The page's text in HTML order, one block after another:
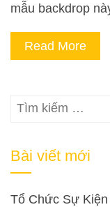
mẫu backdrop
Read More
Tìm
Bài viết mới
Tổ Chức Sự